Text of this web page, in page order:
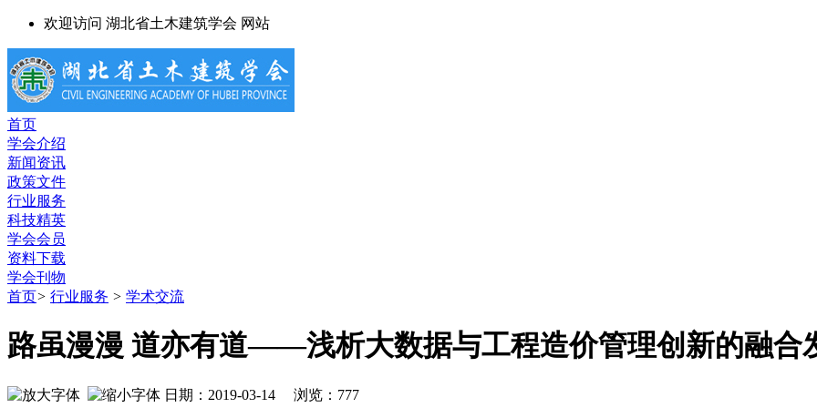
欢迎访问 湖北省土木建筑学会 网站
首页
学会介绍
新闻资讯
政策文件
行业服务
科技精英
学会会员
资料下载
学会刊物
首页> 行业服务 > 学术交流
路虽漫漫 道亦有道——浅析大数据与工程造价管理创新的融合
日期：2019-03-14 浏览： 777